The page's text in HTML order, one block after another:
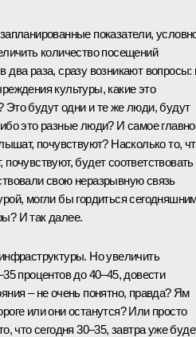
показатели,
количество посещений
два раза, сразу возникают вопросы:
культуры, какие это
Это будут одни и те же люди, будут
это разные люди? И самое
почувствуют? Насколько то,
будет соответствовать
свою неразрывную связь
могли бы гордиться
И так далее.
Но увеличить
процентов до 40–45, довести
– не очень понятно, правда? Ям
или они останутся? Или просто
что сегодня 30–35, завтра уже